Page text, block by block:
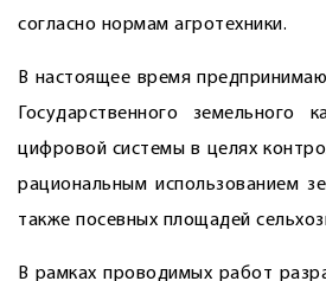
согласно нормам агротехники.
В настоящее время
Государственного
цифровой системы в целях
рациональным использованием
также посевных площадей
В рамках проводимых работ